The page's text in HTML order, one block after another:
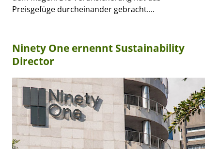
Preisgefüge durcheinander gebracht....
Ninety One ernennt Sustainability
Director